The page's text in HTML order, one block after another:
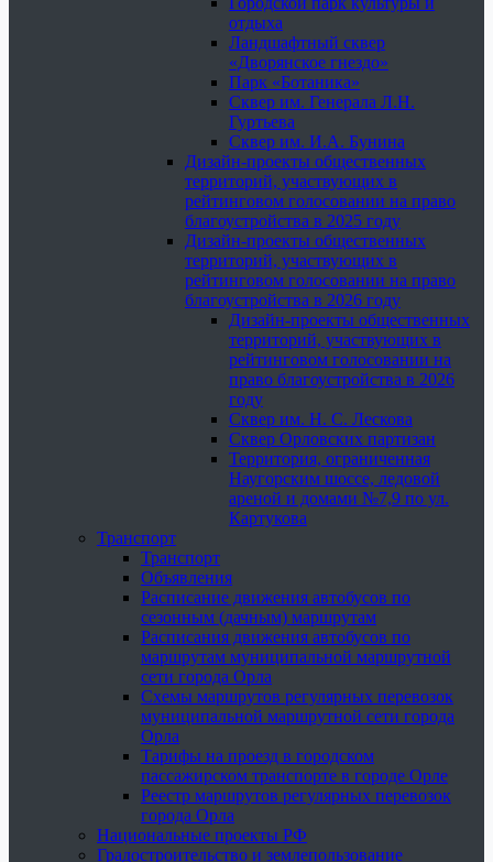
отдыха
Ландшафтный сквер
«Дворянское гнездо»
Парк «Ботаника»
Сквер им. Генерала Л.Н.
Гуртьева
Сквер им. И.А. Бунина
Дизайн-проекты общественных
территорий, участвующих в
рейтинговом голосовании на право
благоустройства в 2025 году
Дизайн-проекты общественных
территорий, участвующих в
рейтинговом голосовании на право
благоустройства в 2026 году
Дизайн-проекты общественных
территорий, участвующих в
рейтинговом голосовании на
право благоустройства в 2026
году
Сквер им. Н. С. Лескова
Сквер Орловских партизан
Территория, ограниченная
Наугорским шоссе, ледовой
ареной и домами №7,9 по ул.
Картукова
Транспорт
Транспорт
Объявления
Расписание движения автобусов по
сезонным (дачным) маршрутам
Расписания движения автобусов по
маршрутам муниципальной маршрутной
сети города Орла
Схемы маршрутов регулярных перевозок
муниципальной маршрутной сети города
Орла
Тарифы на проезд в городском
пассажирском транспорте в городе Орле
Реестр маршрутов регулярных перевозок
города Орла
Национальные проекты РФ
Градостроительство и землепользование